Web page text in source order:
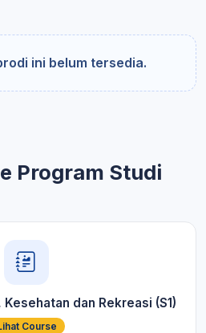
ini belum tersedia.
Program Studi
dan Rekreasi (S1)
Course